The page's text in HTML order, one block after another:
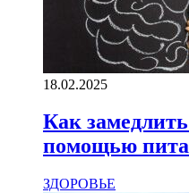
18.02.2025
Как
помощью
ЗДОРОВЬЕ